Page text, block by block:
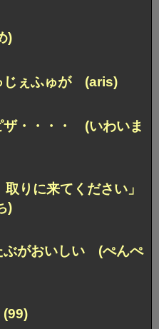
)
じぇふゅが (aris)
ザ・・・・ (いわいま
りに来てください」
)
ぶがおいしい (ぺんぺ